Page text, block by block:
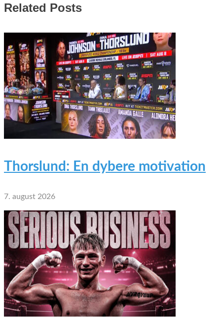
Related Posts
Thorslund: En dybere motivation
7. august 2026